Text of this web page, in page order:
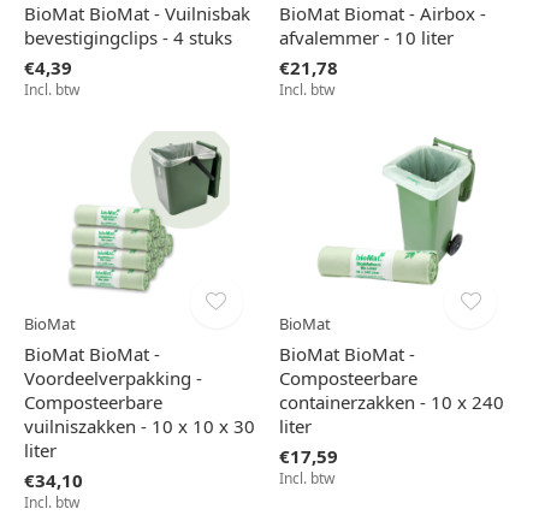
BioMat BioMat - Vuilnisbak
bevestigingclips - 4 stuks
€4,39
Incl. btw
BioMat Biomat - Airbox -
afvalemmer - 10 liter
€21,78
Incl. btw
BioMat
BioMat BioMat -
Voordeelverpakking -
Composteerbare
vuilniszakken - 10 x 10 x 30
liter
€34,10
Incl. btw
BioMat
BioMat BioMat -
Composteerbare
containerzakken - 10 x 240
liter
€17,59
Incl. btw